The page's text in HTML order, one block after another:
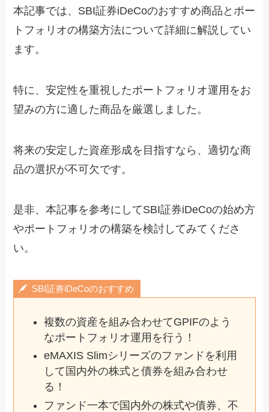
本記事では、SBI証券iDeCoのおすすめ商品とポー
トフォリオの構築方法について詳細に解説してい
ます。
特に、安定性を重視したポートフォリオ運用をお
望みの方に適した商品を厳選しました。
将来の安定した資産形成を目指すなら、適切な商
品の選択が不可欠です。
是非、本記事を参考にしてSBI証券iDeCoの始め方
やポートフォリオの構築を検討してみてくださ
い。
SBI証券iDeCoのおすすめ
複数の資産を組み合わせてGPIFのよう
なポートフォリオ運用を行う！
eMAXIS Slimシリーズのファンドを利用
して国内外の株式と債券を組み合わせ
る！
ファンド一本で国内外の株式や債券、不